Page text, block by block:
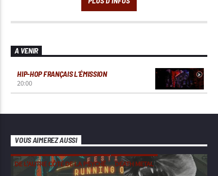
A VENIR
HIP-HOP FRANÇAIS L’ÉMISSION
20:00
VOUS AIMEREZ AUSSI
DE L'AUTRE CÔTÉ DE LA PSYCHÉ
DEATH METAL